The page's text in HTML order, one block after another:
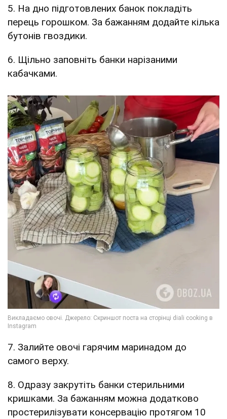
5. На дно підготовлених банок покладіть
перець горошком. За бажанням додайте кілька
бутонів гвоздики.
6. Щільно заповніть банки нарізаними
кабачками.
7. Залийте овочі гарячим маринадом до
самого верху.
8. Одразу закрутіть банки стерильними
кришками. За бажанням можна додатково
простерилізувати консервацію протягом 10